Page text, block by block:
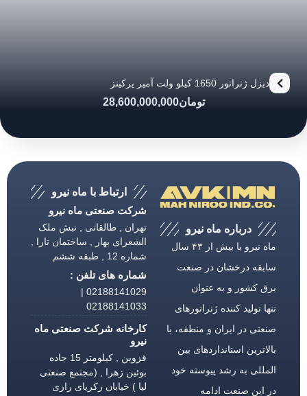
دیزل ژنراتور 1650 کیلو ولت آمپر پرکینز
تومان28,600,000,000
درباره ماه نیرو
ماه نیرو با بیش از ۴۳ سال
سابقه درخشان در صنعت
برق كشور و به عنوان
تنها تولید كننده ژنراتورهای
صنعتی در ایران و منطقه، با
بالاترین استانداردهای بین
المللی به رشد پیوسته خود
در این صنعت ادامه
ارتباط با ماه نیرو
شرکت صنعتی ماه نیرو
تهران , طالقانی , نبش ملک
الشعرای بهار , ساختمان تارا ,
شماره 12 , طبقه ششم
شماره های تلفن :
02188141029 |
02188141033
کارخانه شرکت صنعتی ماه
نیرو
قزوین , کیلومتر 15 جاده
بوئین زهرا , (مجتمع صنعتی
لیا ) خیابان زکریای رازی